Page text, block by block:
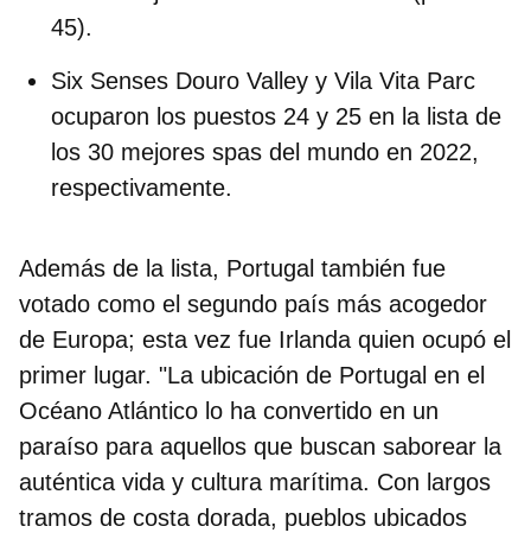
45).
Six Senses Douro Valley y Vila Vita Parc
ocuparon los puestos 24 y 25 en la lista de
los 30 mejores spas del mundo en 2022,
respectivamente.
Además de la lista, Portugal también fue
votado como el segundo país más acogedor
de Europa; esta vez fue Irlanda quien ocupó el
primer lugar. "La ubicación de Portugal en el
Océano Atlántico lo ha convertido en un
paraíso para aquellos que buscan saborear la
auténtica vida y cultura marítima. Con largos
tramos de costa dorada, pueblos ubicados